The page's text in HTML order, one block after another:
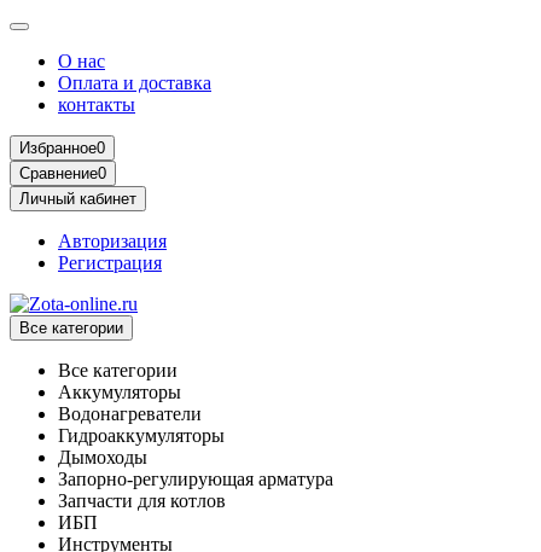
О нас
Оплата и доставка
контакты
Избранное0
Сравнение0
Личный кабинет
Авторизация
Регистрация
Все категории
Все категории
Аккумуляторы
Водонагреватели
Гидроаккумуляторы
Дымоходы
Запорно-регулирующая арматура
Запчасти для котлов
ИБП
Инструменты